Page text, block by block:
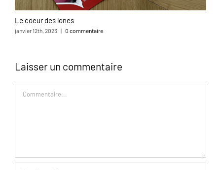
Le coeur des lones
janvier 12th, 2023 | 0 commentaire
Laisser un commentaire